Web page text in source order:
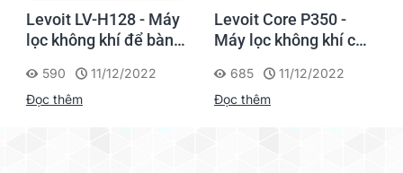
Levoit LV-H128 - Máy
lọc không khí để bàn
590
11/12/2022
Đọc thêm
Levoit Core P350 -
Máy lọc không khí cho
685
11/12/2022
Đọc thêm